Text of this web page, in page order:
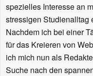
spezielles Interesse an
stressigen Studienalltag
Nachdem ich bei einer
für das Kreieren von
ich mich nun als
Suche nach den